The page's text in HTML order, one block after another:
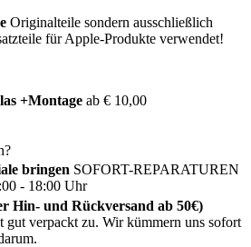
Originalteile sondern ausschließlich
für Apple-Produkte verwendet!
+Montage ab € 10,00
bringen SOFORT-REPARATUREN
- 18:00 Uhr
Hin- und Rückversand ab 50€)
gut verpackt zu. Wir kümmern uns sofort